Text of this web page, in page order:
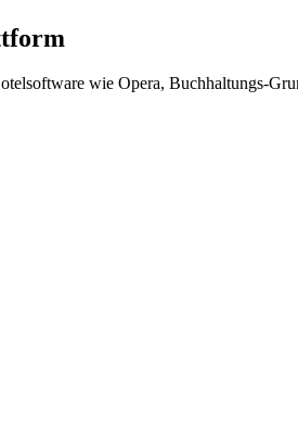
wie Opera, Buchhaltungs-